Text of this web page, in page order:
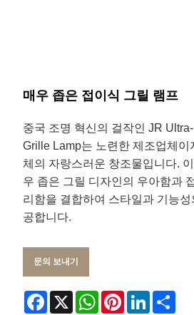
매우 좁은 접이식 그릴 램프
중국 조명 혁신의 걸작인 JR
Grille Lamp는 노련한 제조업체이
체의 자랑스러운 창조물입니다.
우 좁은 그릴 디자인의 우아함과
리함을 결합하여 스타일과 기능성
공합니다.
문의 보내기
Facebook
X WhatsApp
PinterestLinkedIn